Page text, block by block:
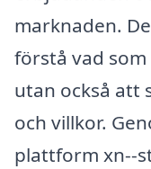
marknaden.
förstå vad
utan också att
och villkor.
plattform xn--